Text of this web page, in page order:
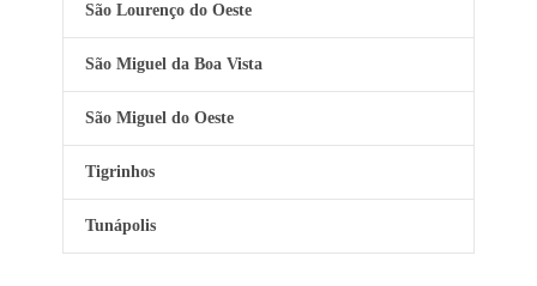
São Lourenço do Oeste
São Miguel da Boa Vista
São Miguel do Oeste
Tigrinhos
Tunápolis